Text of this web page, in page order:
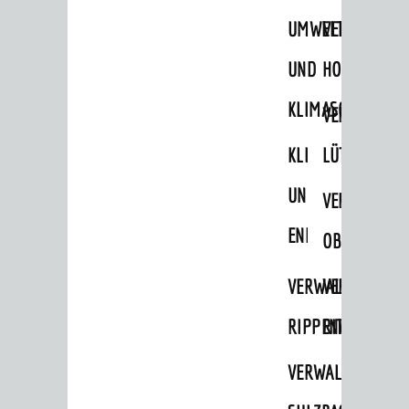
UMWELT-
UND
KLIMASCHUTZ
KLIMASCHUTZ
UND
RIPPENWEIER